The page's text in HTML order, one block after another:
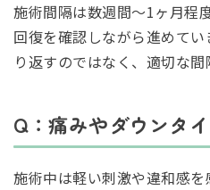
施術間隔は数週間〜1ヶ月程
回復を確認しながら進めて
り返すのではなく、適切な間
Q：痛みやダウンタ
施術中は軽い刺激や違和感を